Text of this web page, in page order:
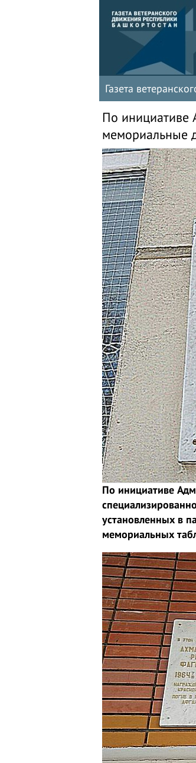
Газета
По инициативе
мемориальные
По инициативе
установленных в
мемориальных